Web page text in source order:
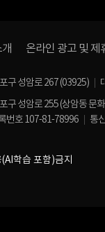
온라인 광고 및 제
구 성암로 267 (03925)
구 성암로 255 (상암동 문
번호 107-81-78996
통
학습 포함)금지